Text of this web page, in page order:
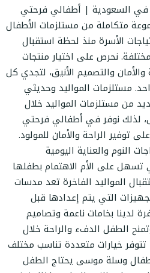
في السعودية | أطفالي فرحتي
متكاملة من مستلزمات الأطفال
الأسرة منذ لحظة استقبال
نحرص على اختيار منتجات
والأمان والتصميم الأنيق، لتجدي كل
مستلزمات المواليد وحديثي
من مستلزمات المواليد خلال
لذلك نوفر في أطفالي فرحتي
توفير الراحة والأمان للمولود.
النوم والعناية اليومية
تسهل على الأم الاهتمام بطفلها
المواليد الفاخرة تعد مدسات
التي يتم إعدادها قبل
لدينا بخامات ناعمة وتصاميم
الطفل الدفء والراحة خلال
تتوفر خيارات متعددة تناسب مختلف
وسلة موسى يحتاج الطفل